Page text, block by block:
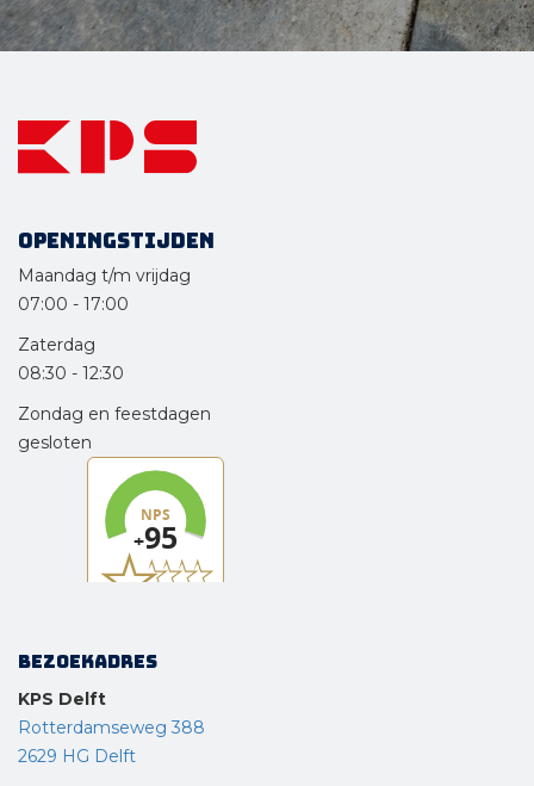
Openingstijden
Maandag t/m vrijdag
07:00 - 17:00
Zaterdag
08:30 - 12:30
Zondag en feestdagen
gesloten
Bezoekadres
KPS Delft
Rotterdamseweg 388
2629 HG Delft